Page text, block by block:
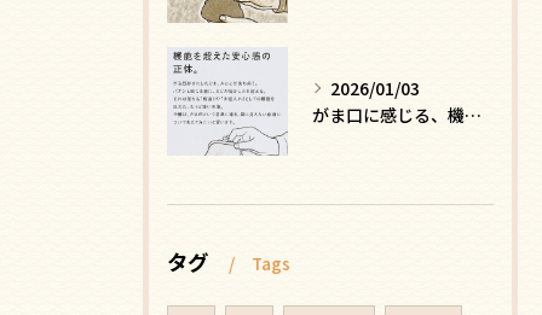
2026/01/03
がま口に感じる、機能を超えた安心感の正体
タグ Tags